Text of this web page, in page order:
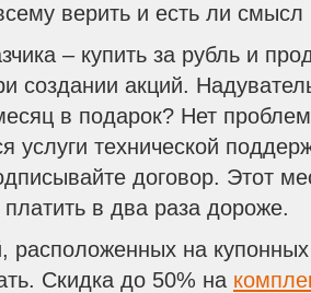
верить и есть ли смысл
– купить за рубль и
создании акций.
в подарок? Нет
услуги технической
договор. Этот
платить в два раза дороже.
расположенных на
Скидка до 50% на